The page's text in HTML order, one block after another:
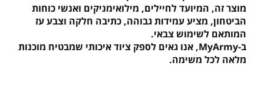
מוצר זה, המיועד לחיילים, מילואימניקים ואנשי כוחות
הביטחון, מציע עמידות גבוהה, כתיבה חלקה וצבע עז
המותאם לשימוש צבאי.
ב-MyArmy, אנו גאים לספק ציוד איכותי שמבטיח מוכנות
מלאה לכל משימה.